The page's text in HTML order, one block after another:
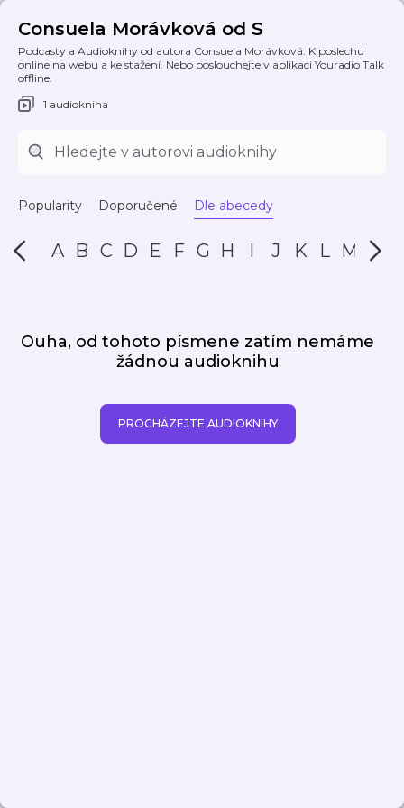
Consuela Morávková od S
Podcasty a Audioknihy od autora Consuela Morávková. K poslechu
online na webu a ke stažení. Nebo poslouchejte v aplikaci Youradio Talk
offline.
1 audiokniha
Popularity Doporučené Dle abecedy
A B C D E F G H I J K L M N
Ouha, od tohoto písmene zatím nemáme
žádnou audioknihu
PROCHÁZEJTE AUDIOKNIHY